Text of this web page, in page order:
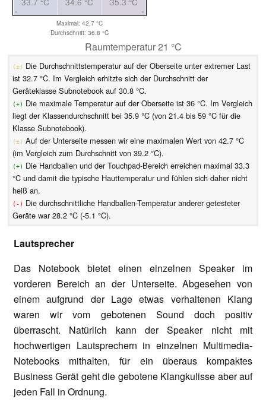
Maximal: 42.7 °C
Durchschnitt: 36.8 °C
Raumtemperatur 21 °C
(±) Die Durchschnittstemperatur auf der Oberseite unter extremer Last
ist 32.7 °C. Im Vergleich erhitzte sich der Durchschnitt der
Geräteklasse Subnotebook auf 30.8 °C.
(+) Die maximale Temperatur auf der Oberseite ist 36 °C. Im Vergleich
liegt der Klassendurchschnitt bei 35.9 °C (von 21.4 bis 59 °C für die
Klasse Subnotebook).
(±) Auf der Unterseite messen wir eine maximalen Wert von 42.7 °C
(im Vergleich zum Durchschnitt von 39.2 °C).
(+) Die Handballen und der Touchpad-Bereich erreichen maximal 33.3
°C und damit die typische Hauttemperatur und fühlen sich daher nicht
heiß an.
(-) Die durchschnittliche Handballen-Temperatur anderer getesteter
Geräte war 28.2 °C (-5.1 °C).
Lautsprecher
Das Notebook bietet einen einzelnen Speaker im
vorderen Bereich an der Unterseite. Abgesehen von
einem aufgrund der Lage etwas verhaltenen Klang
waren wir vom gebotenen Sound doch positiv
überrascht. Natürlich kann der Speaker nicht mit
hochwertigen Lautsprechern in einzelnen Multimedia-
Notebooks mithalten, für ein überaus kompaktes
Business Gerät geht die gebotene Klangkulisse aber auf
jeden Fall in Ordnung.